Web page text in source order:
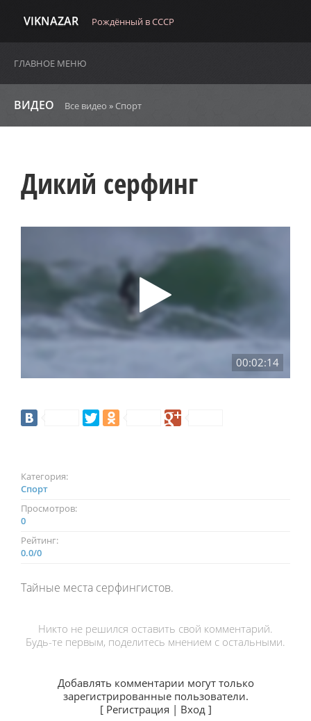
VIKNAZAR Рождённый в СССР
ГЛАВНОЕ МЕНЮ
ВИДЕО Все видео » Спорт
Дикий серфинг
00:02:14
Категория:
Спорт
Просмотров:
0
Рейтинг:
0.0/0
Тайные места серфингистов.
Никто не решился оставить свой комментарий.
Будь-те первым, поделитесь мнением с остальными.
Добавлять комментарии могут только
зарегистрированные пользователи.
[ Регистрация | Вход]